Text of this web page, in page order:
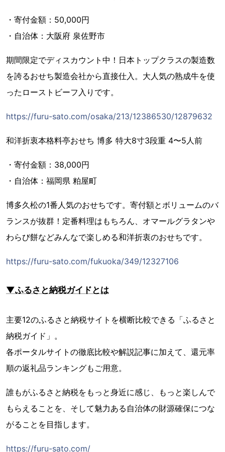
・寄付金額：50,000円
・自治体：大阪府 泉佐野市
期間限定でディスカウント中！日本トップクラスの製造数
を誇るおせち製造会社から直接仕入。大人気の熟成牛を使
ったローストビーフ入りです。
https://furu-sato.com/osaka/213/12386530/12879632
和洋折衷本格料亭おせち 博多 特大8寸3段重 4〜5人前
・寄付金額：38,000円
・自治体：福岡県 粕屋町
博多久松の1番人気のおせちです。寄付額とボリュームのバ
ランスが抜群！定番料理はもちろん、オマールグラタンや
わらび餅などみんなで楽しめる和洋折衷のおせちです。
https://furu-sato.com/fukuoka/349/12327106
▼ふるさと納税ガイドとは
主要12のふるさと納税サイトを横断比較できる「ふるさと
納税ガイド」。
各ポータルサイトの徹底比較や解説記事に加えて、還元率
順の返礼品ランキングもご用意。
誰もがふるさと納税をもっと身近に感じ、もっと楽しんで
もらえることを、そして魅力ある自治体の財源確保につな
がることを目指します。
https://furu-sato.com/